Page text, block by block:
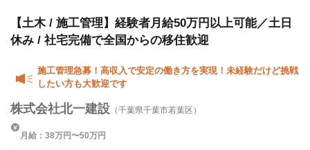
【土木 / 施工管理】経験者月給50万円以上可能／土日
休み / 社宅完備で全国からの移住歓迎
施工管理急募！高収入で安定の働き方を実現！未経験だけど挑戦
したい方も大歓迎です
株式会社北一建設 （千葉県千葉市若葉区）
月給：38万円〜50万円